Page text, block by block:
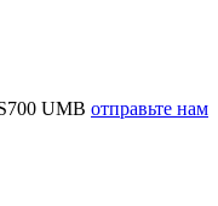
UMB отправьте нам